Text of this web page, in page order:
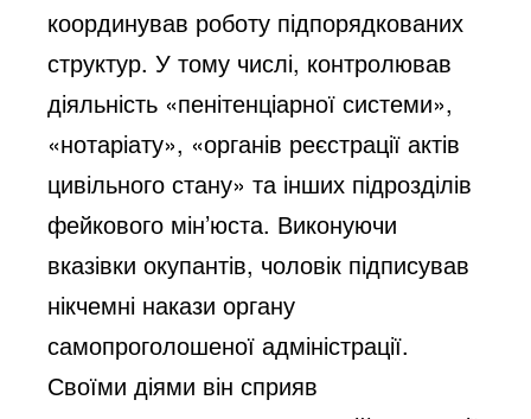
координував роботу підпорядкованих
структур. У тому числі, контролював
діяльність «пенітенціарної системи»,
«нотаріату», «органів реєстрації актів
цивільного стану» та інших підрозділів
фейкового мін’юста. Виконуючи
вказівки окупантів, чоловік підписував
нікчемні накази органу
самопроголошеної адміністрації.
Своїми діями він сприяв